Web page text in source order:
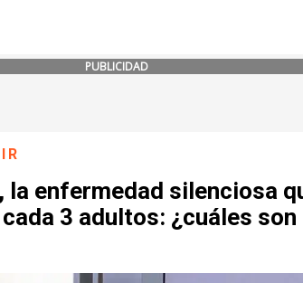
PUBLICIDAD
la enfermedad silenciosa
3 adultos: ¿cuáles son